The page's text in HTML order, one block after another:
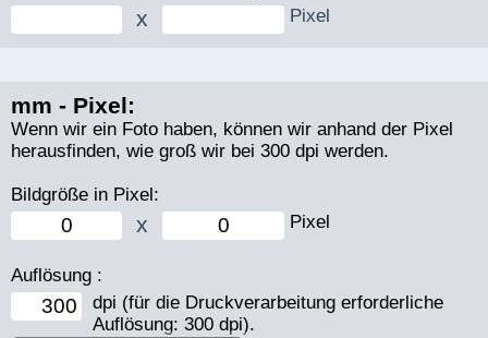
x Pixel
mm - Pixel:
Wenn wir ein Foto haben, können wir anhand der Pixel
herausfinden, wie groß wir bei 300 dpi werden.
Bildgröße in Pixel:
x Pixel
Auflösung :
dpi (für die Druckverarbeitung erforderliche
Auflösung: 300 dpi).